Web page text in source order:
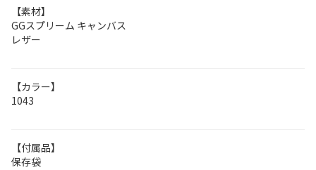
【素材】
GGスプリーム キャンバス
レザー
【カラー】
1043
【付属品】
保存袋